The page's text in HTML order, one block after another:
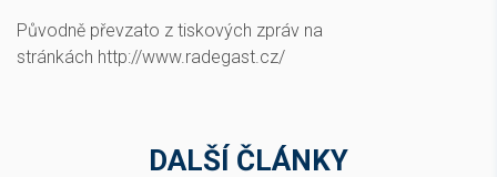
Původně převzato z tiskových zpráv na
stránkách http://www.radegast.cz/
DALŠÍ ČLÁNKY